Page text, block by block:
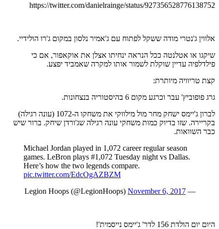
https://twitter.com/danielrainge/status/927356528776138752
אלווין ג'נטרי מודה ששקל לפתוח עם ג'אמיר נלסון במקום ג'רו הולידיי.
שיקגו או אטלנטה ככל הנראה ינחיתו אצלן את אוקאפור, אם כי
פילדלפיה עדיין שוקלת לשמור אותו למקרה שאמביד יפצע.
קצת טריוויה מיותרת:
גרג פופוביץ' עבר וכרגע מקום 6 בהיסטוריה בנצחונות.
לברון ג'יימס ישחק מחר מול מילווקי את משחקו ה-1072 (עונה רגילה)
בקריירה. שזו בדיוק כמות משחקי עונה רגילה שג'ורדן שיחק. ברור שיש
כבר השוואות.
Michael Jordan played in 1,072 career regular season
games. LeBron plays #1,072 Tuesday night vs Dallas.
Here’s how the two legends compare.
pic.twitter.com/EdcOgAZBZM
— Legion Hoops (@LegionHoops)
November 6, 2017
היום יום הולדת 156 לדר' ג'יימס נייסמית'!